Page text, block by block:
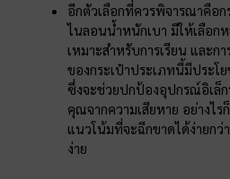
อีกตัวเลือกที่ควรพิจารณาคือก
ไนลอนน้ำหนักเบา มีให้เลือก
เหมาะสำหรับการเรียน และ
ของกระเป๋าประเภทนี้มีประโ
ซึ่งจะช่วยปกป้องอุปกรณ์อิเล็
คุณจากความเสียหาย อย่างไร
แนวโน้มที่จะฉีกขาดได้ง่ายกว่
ง่าย